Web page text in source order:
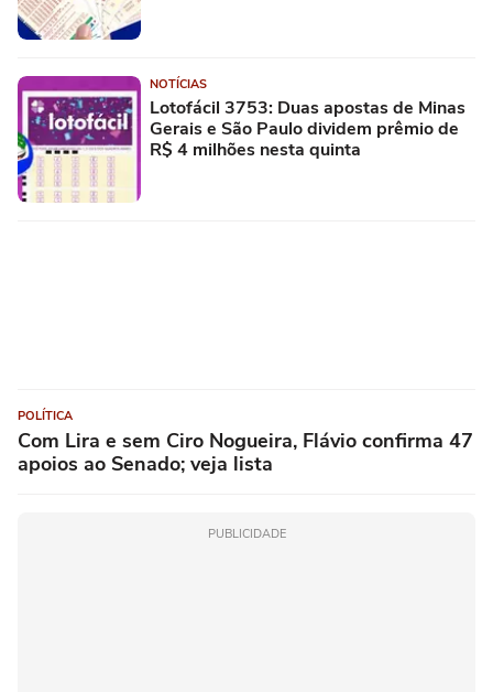
NOTÍCIAS
Lotofácil 3753: Duas apostas de Minas
Gerais e São Paulo dividem prêmio de
R$ 4 milhões nesta quinta
POLÍTICA
Com Lira e sem Ciro Nogueira, Flávio confirma 47
apoios ao Senado; veja lista
PUBLICIDADE